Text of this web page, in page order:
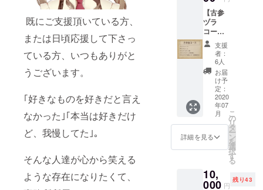
既にご支援頂いている方、
または日頃応援して下さっ
ている方、いつもありがと
うございます。
｢好きなものを好きだと言え
なかった｣｢本当は好きだけ
ど、我慢してた｣。
そんな人達が心から笑える
ような存在になりたくて、
にお書
きくだ
さい。
【古参
ヅラ
コー
ス】 ・
サンク
スムー
ビー ・
サンク
スメー
ル ・オ
リジナ
ルボイ
ス集 ・
ファン
クラブ
１ヶ月
・ファ
ンクラ
支援
者：
6人
お届
け予
定：
2020
年07
月
詳細を見る
こ
の
リ
タ
ー
ン
を
選
択
す
る
10,
000 円
残り43